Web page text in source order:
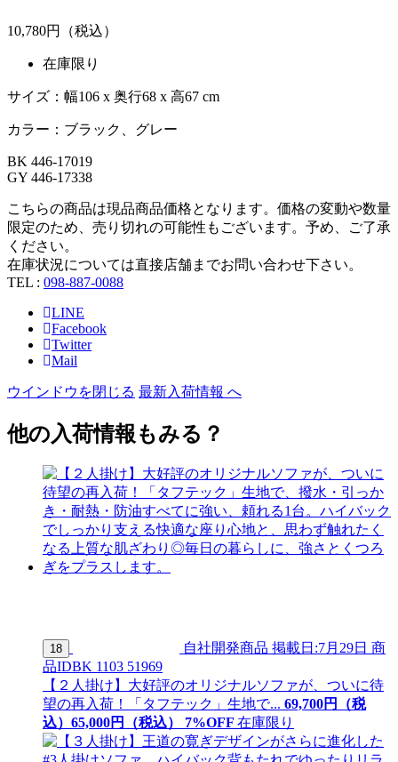
10,780円（税込）
在庫限り
サイズ：幅106 x 奥行68 x 高67 cm
カラー：ブラック、グレー
BK 446-17019
GY 446-17338
こちらの商品は現品商品価格となります。価格の変動や数量
限定のため、売り切れの可能性もございます。予め、ご了承
ください。
在庫状況については直接店舗までお問い合わせ下さい。
TEL : 098-887-0088
LINE
Facebook
Twitter
Mail
ウインドウを閉じる 最新入荷情報 へ
他の入荷情報もみる？
18 自社開発商品 掲載日:7月29日 商
品IDBK 1103 51969
【２人掛け】大好評のオリジナルソファが、ついに待
望の再入荷！「タフテック」生地で... 69,700円（税
込） 65,000円（税込） 7%OFF 在庫限り